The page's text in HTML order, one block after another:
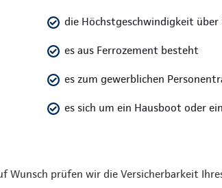
die Höchstgeschwindigkeit
es aus Ferrozement besteht
es zum gewerblichen
es sich um ein Hausboot oder
Wunsch prüfen wir die Versicherbarkeit